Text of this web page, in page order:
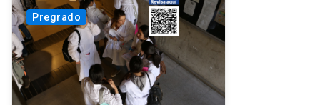
Pregrado